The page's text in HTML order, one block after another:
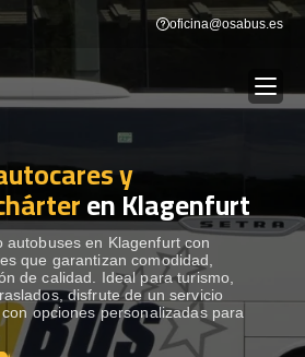
oficina@osabus.es
Show dropdown
Show dropdown
y
en Klagenfurt
autobuses en Klagenfurt con
que garantizan comodidad,
de calidad. Ideal para turismo,
disfrute de un servicio
opciones personalizadas para